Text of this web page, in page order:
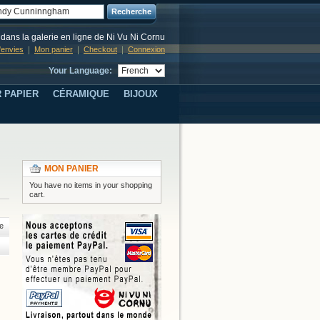
Recherche
la galerie en ligne de Ni Vu Ni Cornu
Mon panier Checkout Connexion
Your Language:
PAPIER CÉRAMIQUE BIJOUX
MON PANIER
You have no items in your shopping
cart.